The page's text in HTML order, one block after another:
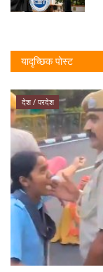
यादृच्छिक पोस्ट
देश / परदेश